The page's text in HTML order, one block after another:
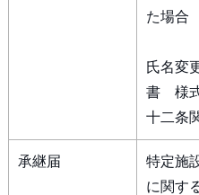
た場合
氏名変
書 様
十二条
承継届
特定施
に関す